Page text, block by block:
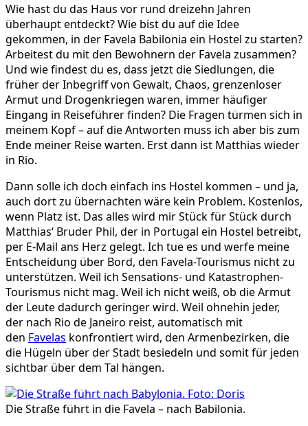
Wie hast du das Haus vor rund dreizehn Jahren
überhaupt entdeckt? Wie bist du auf die Idee
gekommen, in der Favela Babilonia ein Hostel zu starten?
Arbeitest du mit den Bewohnern der Favela zusammen?
Und wie findest du es, dass jetzt die Siedlungen, die
früher der Inbegriff von Gewalt, Chaos, grenzenloser
Armut und Drogenkriegen waren, immer häufiger
Eingang in Reiseführer finden? Die Fragen türmen sich in
meinem Kopf – auf die Antworten muss ich aber bis zum
Ende meiner Reise warten. Erst dann ist Matthias wieder
in Rio.
Dann solle ich doch einfach ins Hostel kommen – und ja,
auch dort zu übernachten wäre kein Problem. Kostenlos,
wenn Platz ist. Das alles wird mir Stück für Stück durch
Matthias‘ Bruder Phil, der in Portugal ein Hostel betreibt,
per E-Mail ans Herz gelegt. Ich tue es und werfe meine
Entscheidung über Bord, den Favela-Tourismus nicht zu
unterstützen. Weil ich Sensations- und Katastrophen-
Tourismus nicht mag. Weil ich nicht weiß, ob die Armut
der Leute dadurch geringer wird. Weil ohnehin jeder,
der nach Rio de Janeiro reist, automatisch mit
den Favelas konfrontiert wird, den Armenbezirken, die
die Hügeln über der Stadt besiedeln und somit für jeden
sichtbar über dem Tal hängen.
Die Straße führt in die Favela – nach Babilonia.